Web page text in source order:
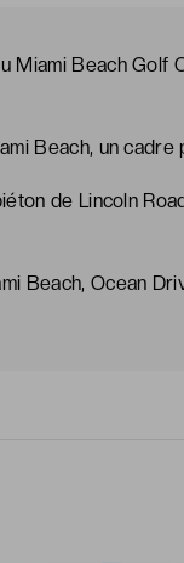
Miami Beach Golf
Beach, un cadre
de Lincoln
Beach, Ocean